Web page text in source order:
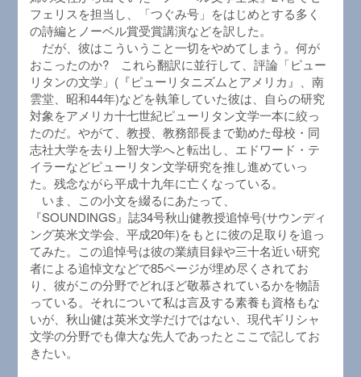
フェリスを担当し、「つぐみ号」をはじめとする多く
の詩編とノーベル賞受賞講演などを訳した。
だが、彼はこういうこと一切をやめてしまう。何が
おこったのか? これら翻訳に並行して、評論「ピュー
リタンの文学」(『ピューリタニズムとアメリカ』、南
雲堂、昭和44年)などを執筆していた彼は、自らの研究
対象をアメリカ十七世紀ピューリタン文学一本に絞っ
たのだ。やがて、教授、教務部長まで勤めた母校・同
志社大学を去り上智大学へと転出し、エドワード・テ
イラーなどピューリタン文学研究を推し進めていっ
た。残念ながら平成十九年に亡くなっている。
いま、この小文を綴るにあたって、
『SOUNDINGS』誌34号秋山健教授追悼号(サウンディ
ング英米文学会、平成20年)をもとに彼の足取りを追っ
てみた。この追悼号は彼の業績目録や三十名近い研究
者による追悼文などで85ページが埋め尽くされてお
り、彼がこの分野でどれほど敬慕されているかを物語
っている。それについて私は言及する素養も資格もな
いが、秋山健は英米文学だけではない、現代ギリシャ
文学の分野でも偉大な先人であったとここで記してお
きたい。